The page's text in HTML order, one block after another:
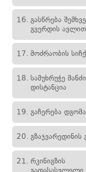
16. გასწრება
გვერდის ავლით
17. მოძრაობის
18. სამუხრუჭე
დისტანცია
19. გაჩერება დგომა
20. გზაჯვარედინის
21. რკინიგზის
გადასასვლელი